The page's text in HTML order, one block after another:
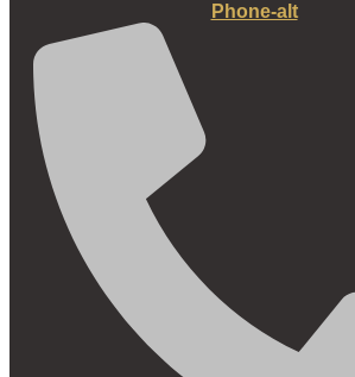
Phone-alt